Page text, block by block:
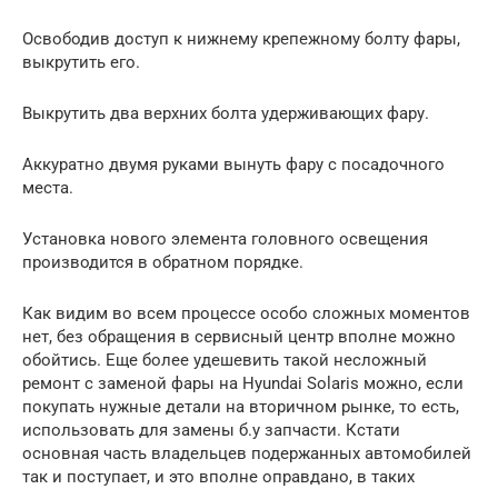
Освободив доступ к нижнему крепежному болту фары,
выкрутить его.
Выкрутить два верхних болта удерживающих фару.
Аккуратно двумя руками вынуть фару с посадочного
места.
Установка нового элемента головного освещения
производится в обратном порядке.
Как видим во всем процессе особо сложных моментов
нет, без обращения в сервисный центр вполне можно
обойтись. Еще более удешевить такой несложный
ремонт с заменой фары на Hyundai Solaris можно, если
покупать нужные детали на вторичном рынке, то есть,
использовать для замены б.у запчасти. Кстати
основная часть владельцев подержанных автомобилей
так и поступает, и это вполне оправдано, в таких